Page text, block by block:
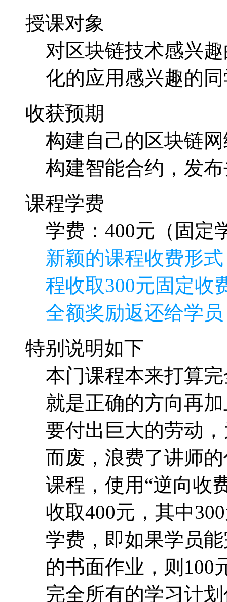
收获预期
构建自己的区块链
构建智能合约，发
课程学费
学费：400元（固定
新颖的课程收费形
程收取300元固定收
全额奖励返还给学
特别说明如下
本门课程本来打算
就是正确的方向再
要付出巨大的劳动
而废，浪费了讲师
课程，使用“逆向收
收取400元，其中
学费，即如果学员
的书面作业，则100
完全所有的学习计
可以转化为大家强
课程授课方式
1、 学习方式：老师发